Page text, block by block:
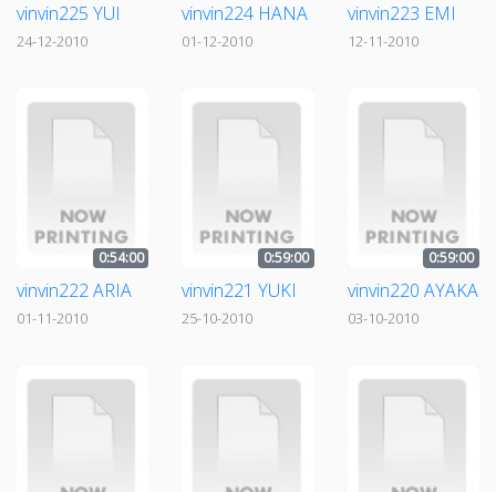
vinvin225 YUI
24-12-2010
vinvin224 HANA
01-12-2010
vinvin223 EMI
12-11-2010
0:54:00
vinvin222 ARIA
01-11-2010
0:59:00
vinvin221 YUKI
25-10-2010
0:59:00
vinvin220 AYAKA
03-10-2010